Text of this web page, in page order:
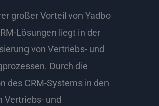
großer Vorteil von Yadbo
Lösungen liegt in der
von Vertriebs- und
Durch die
des CRM-Systems in den
Vertriebs- und